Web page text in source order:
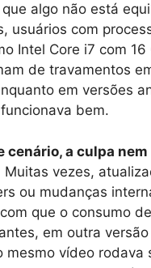
algo não está
usuários com
Intel Core i7 com 16
de travamentos
em versões
bem.
cenário, a culpa
Muitas vezes,
ou mudanças
que o consumo
em outra
mesmo vídeo rodava